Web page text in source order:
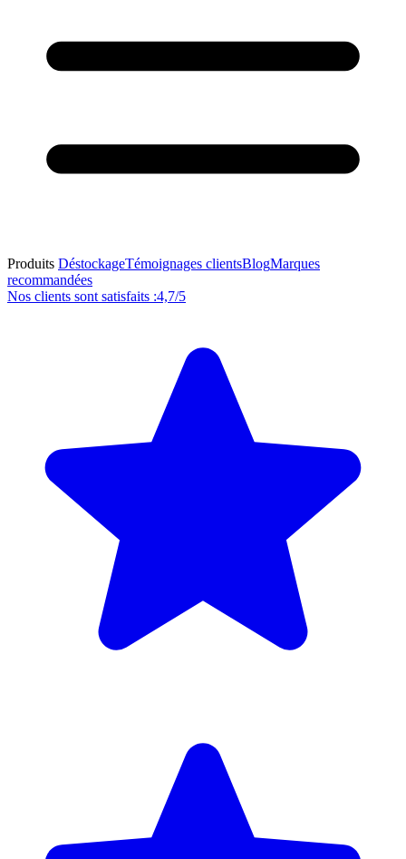
Produits DéstockageTémoignages clientsBlogMarques
recommandées
Nos clients sont satisfaits :4,7/5